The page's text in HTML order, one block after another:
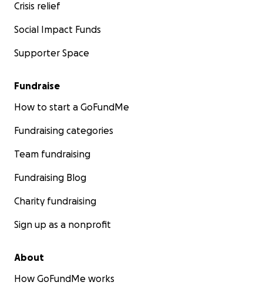
Crisis relief
Social Impact Funds
Supporter Space
Fundraise
How to start a GoFundMe
Fundraising categories
Team fundraising
Fundraising Blog
Charity fundraising
Sign up as a nonprofit
About
How GoFundMe works